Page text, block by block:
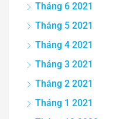
Tháng 6 2021
Tháng 5 2021
Tháng 4 2021
Tháng 3 2021
Tháng 2 2021
Tháng 1 2021